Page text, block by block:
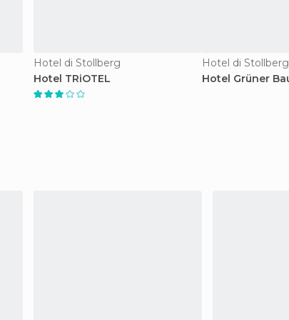
Hotel di Stollberg
Hotel TRiOTEL
Hotel di Stollberg
Hotel Grüner